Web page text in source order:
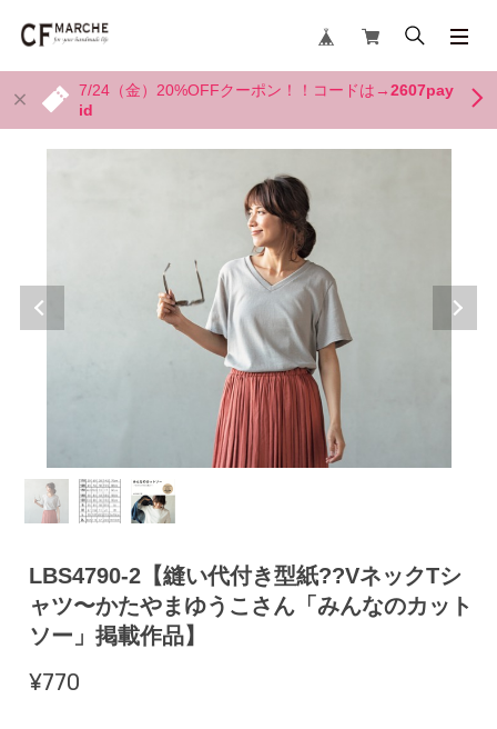
7/24（金）20%OFFクーポン！！コードは→2607pay
id
LBS4790-2【縫い代付き型紙??VネックTシ
ャツ〜かたやまゆうこさん「みんなのカット
ソー」掲載作品】
¥770